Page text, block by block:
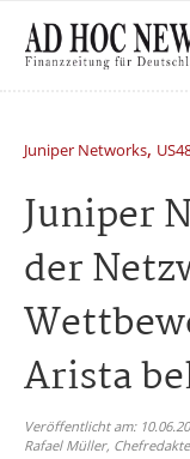
Juniper Networks,
Juniper
der
Arista
Veröffentlicht am:
Rafael Müller,